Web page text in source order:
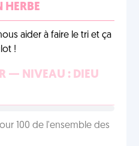
HERBE
aider à faire le tri et ça
!
— NIVEAU : DIEU
100 de l'ensemble des